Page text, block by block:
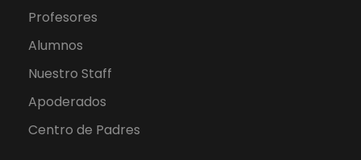
Profesores
Alumnos
Nuestro Staff
Apoderados
Centro de Padres